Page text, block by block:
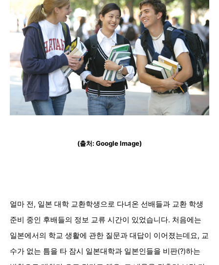
(출처: Google Image)
얼마 전, 일본 대학 교환학생으로 다녀온 선배들과 교환 학생
준비 중인 후배들의 정보 교류 시간이 있었습니다. 처음에는
일본에서의 학교 생활에 관한 질문과 대답이 이어졌는데요, 교
수가 없는 틈을 타 잠시 일본대학과 일본인들을 비판(?)하는